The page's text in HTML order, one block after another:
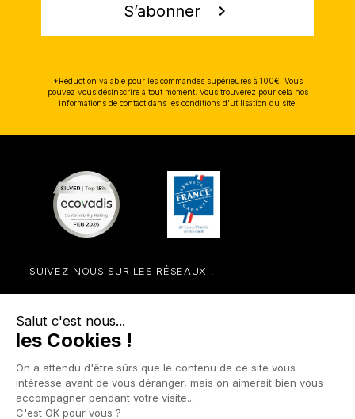
S’abonner chevron_right
*Réduction valable pour les commandes supérieures à 100€. Vous
pouvez vous désinscrire à tout moment. Vous trouverez pour cela nos
informations de contact dans les conditions d'utilisation du site.
NOS UNIVERS 
PRODUITS
SUIVEZ-NOUS SUR LES RÉSEAUX !
Facebook